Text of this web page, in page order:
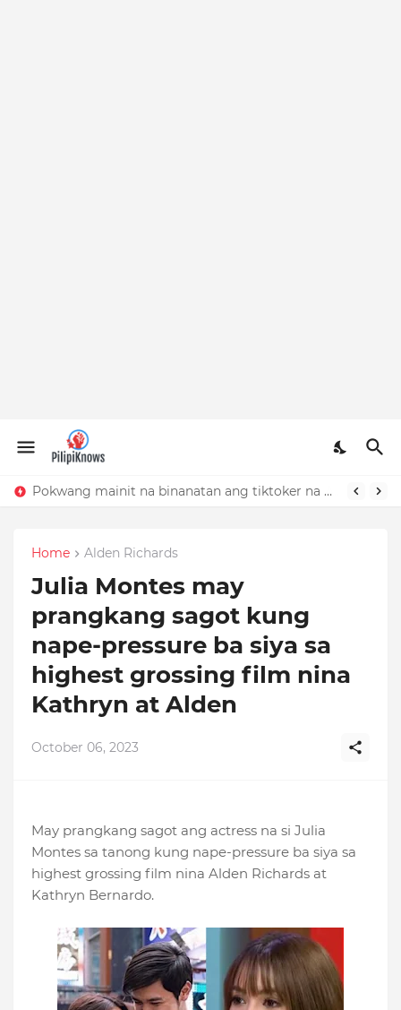
Pokwang mainit na binanatan ang tiktoker na nandidiri sa Sardinas
Home Alden Richards
Julia Montes may
prangkang sagot kung
nape-pressure ba siya sa
highest grossing film nina
Kathryn at Alden
October 06, 2023
May prangkang sagot ang actress na si Julia
Montes sa tanong kung nape-pressure ba siya sa
highest grossing film nina Alden Richards at
Kathryn Bernardo.